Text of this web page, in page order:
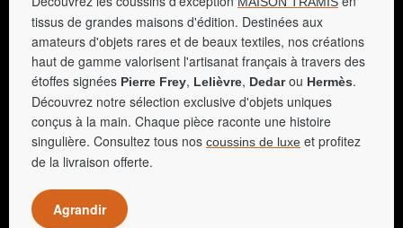
tissus de grandes maisons d'édition. Destinées aux
amateurs d'objets rares et de beaux textiles, nos créations
haut de gamme valorisent l'artisanat français à travers des
étoffes signées Pierre Frey, Lelièvre, Dedarou Hermès.
Découvrez notre sélection exclusive d'objets uniques
conçus à la main. Chaque pièce raconte une histoire
singulière. Consultez tous nos coussins de luxe et profitez
de la livraison offerte.
Agrandir